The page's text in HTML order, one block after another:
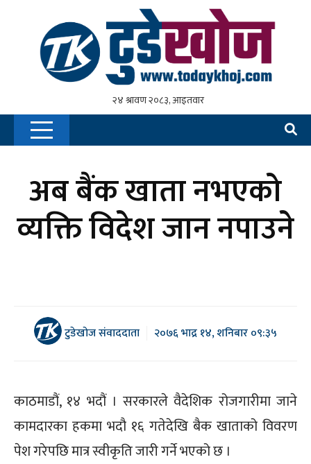
अब बैंक खाता नभएको
व्यक्ति विदेश जान नपाउने
टुडेखोज संवाददाता २०७६ भाद्र १४, शनिबार ०९:३५
काठमाडौं, १४ भदौं । सरकारले वैदेशिक रोजगारीमा जाने
कामदारका हकमा भदौ १६ गतेदेखि बैक खाताको विवरण
पेश गरेपछि मात्र स्वीकृति जारी गर्ने भएको छ ।